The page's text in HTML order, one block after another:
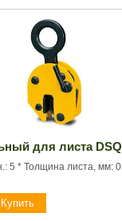
для листа
5 * Толщина листа, мм: